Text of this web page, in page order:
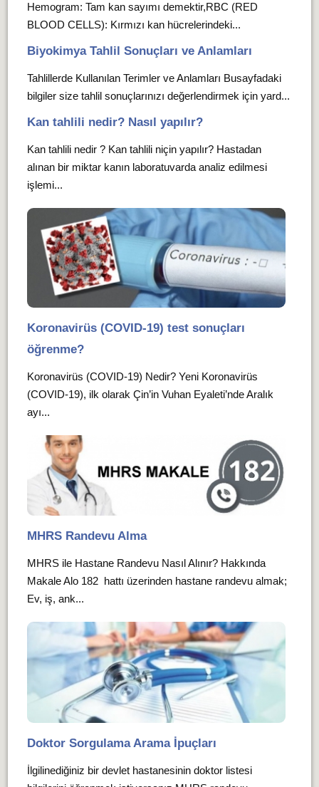
Hemogram: Tam kan sayımı demektir,RBC (RED
BLOOD CELLS): Kırmızı kan hücrelerindeki...
Biyokimya Tahlil Sonuçları ve Anlamları
Tahlillerde Kullanılan Terimler ve Anlamları Busayfadaki
bilgiler size tahlil sonuçlarınızı değerlendirmek için yard...
Kan tahlili nedir? Nasıl yapılır?
Kan tahlili nedir ? Kan tahlili niçin yapılır? Hastadan
alınan bir miktar kanın laboratuvarda analiz edilmesi
işlemi...
Koronavirüs (COVID-19) test sonuçları
öğrenme?
Koronavirüs (COVID-19) Nedir? Yeni Koronavirüs
(COVID-19), ilk olarak Çin’in Vuhan Eyaleti’nde Aralık
ayı...
MHRS Randevu Alma
MHRS ile Hastane Randevu Nasıl Alınır? Hakkında
Makale Alo 182 hattı üzerinden hastane randevu almak;
Ev, iş, ank...
Doktor Sorgulama Arama İpuçları
İlgilinediğiniz bir devlet hastanesinin doktor listesi